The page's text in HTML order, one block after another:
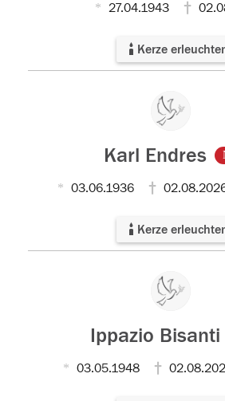
27.04.1943
Kerze
Karl Endres
03.06.1936
Kerze
Ippazio Bisanti
03.05.1948